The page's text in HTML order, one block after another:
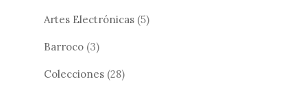
Artes Electrónicas (5)
Barroco (3)
Colecciones (28)